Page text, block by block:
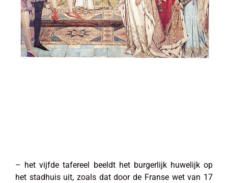
– het vijfde tafereel beeldt het burgerlijk huwelijk op
het stadhuis uit, zoals dat door de Franse wet van 17